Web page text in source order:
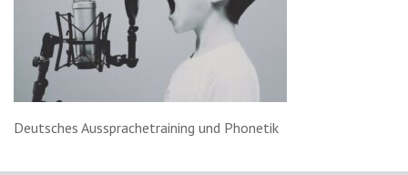
Deutsches Aussprachetraining und Phonetik